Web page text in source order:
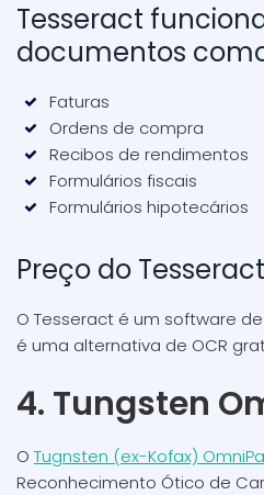
Tesseract
documentos
Faturas
Ordens de compra
Recibos de rendimentos
Formulários fiscais
Formulários hipotecários
Preço do
O Tesseract é um software
é uma alternativa de OCR
4. Tungsten
O Tugnsten (ex-Kofax)
Reconhecimento Ótico de